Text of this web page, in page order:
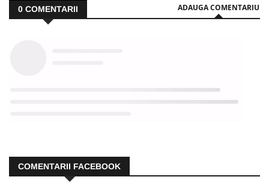
0 COMENTARII ADAUGA COMENTARIU
COMENTARII FACEBOOK